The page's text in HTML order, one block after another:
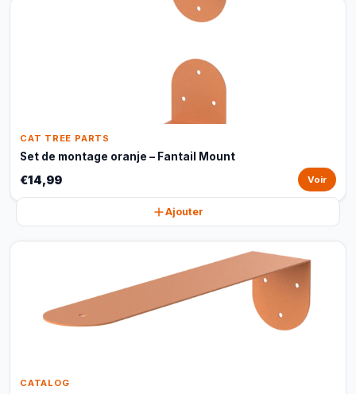
CAT TREE PARTS
Set de montage oranje – Fantail Mount
€14,99 Voir
Ajouter
CATALOG